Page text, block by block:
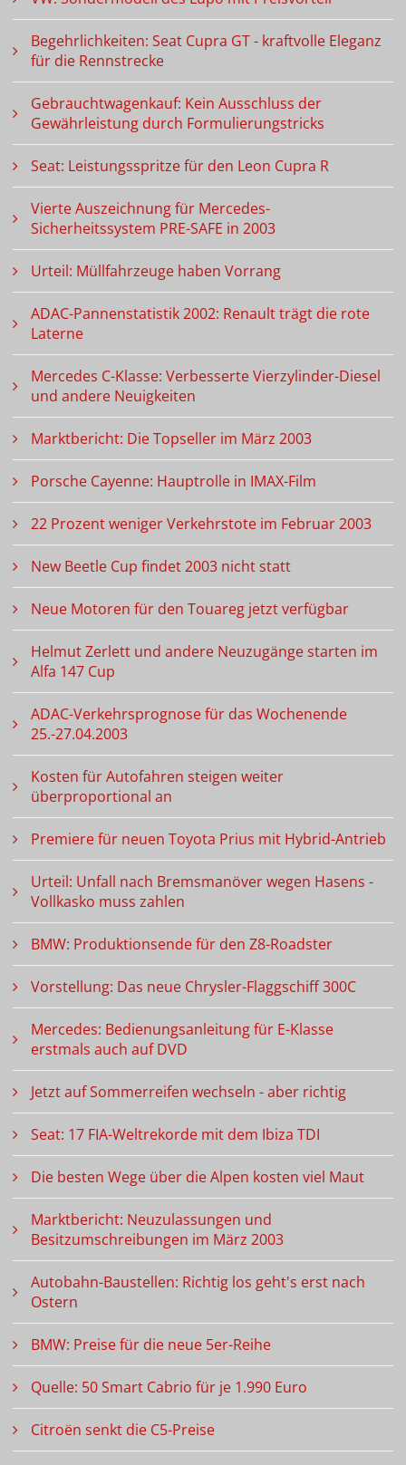
Begehrlichkeiten: Seat Cupra GT - kraftvolle Eleganz
für die Rennstrecke
Gebrauchtwagenkauf: Kein Ausschluss der
Gewährleistung durch Formulierungstricks
Seat: Leistungsspritze für den Leon Cupra R
Vierte Auszeichnung für Mercedes-
Sicherheitssystem PRE-SAFE in 2003
Urteil: Müllfahrzeuge haben Vorrang
ADAC-Pannenstatistik 2002: Renault trägt die rote
Laterne
Mercedes C-Klasse: Verbesserte Vierzylinder-Diesel
und andere Neuigkeiten
Marktbericht: Die Topseller im März 2003
Porsche Cayenne: Hauptrolle in IMAX-Film
22 Prozent weniger Verkehrstote im Februar 2003
New Beetle Cup findet 2003 nicht statt
Neue Motoren für den Touareg jetzt verfügbar
Helmut Zerlett und andere Neuzugänge starten im
Alfa 147 Cup
ADAC-Verkehrsprognose für das Wochenende
25.-27.04.2003
Kosten für Autofahren steigen weiter
überproportional an
Premiere für neuen Toyota Prius mit Hybrid-Antrieb
Urteil: Unfall nach Bremsmanöver wegen Hasens -
Vollkasko muss zahlen
BMW: Produktionsende für den Z8-Roadster
Vorstellung: Das neue Chrysler-Flaggschiff 300C
Mercedes: Bedienungsanleitung für E-Klasse
erstmals auch auf DVD
Jetzt auf Sommerreifen wechseln - aber richtig
Seat: 17 FIA-Weltrekorde mit dem Ibiza TDI
Die besten Wege über die Alpen kosten viel Maut
Marktbericht: Neuzulassungen und
Besitzumschreibungen im März 2003
Autobahn-Baustellen: Richtig los geht's erst nach
Ostern
BMW: Preise für die neue 5er-Reihe
Quelle: 50 Smart Cabrio für je 1.990 Euro
Citroën senkt die C5-Preise